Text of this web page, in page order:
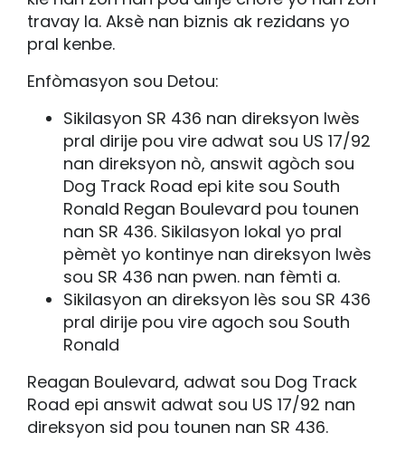
travay la. Aksè nan biznis ak rezidans yo
pral kenbe.
Enfòmasyon sou Detou:
Sikilasyon SR 436 nan direksyon lwès
pral dirije pou vire adwat sou US 17/92
nan direksyon nò, answit agòch sou
Dog Track Road epi kite sou South
Ronald Regan Boulevard pou tounen
nan SR 436. Sikilasyon lokal yo pral
pèmèt yo kontinye nan direksyon lwès
sou SR 436 nan pwen. nan fèmti a.
Sikilasyon an direksyon lès sou SR 436
pral dirije pou vire agoch sou South
Ronald
Reagan Boulevard, adwat sou Dog Track
Road epi answit adwat sou US 17/92 nan
direksyon sid pou tounen nan SR 436.